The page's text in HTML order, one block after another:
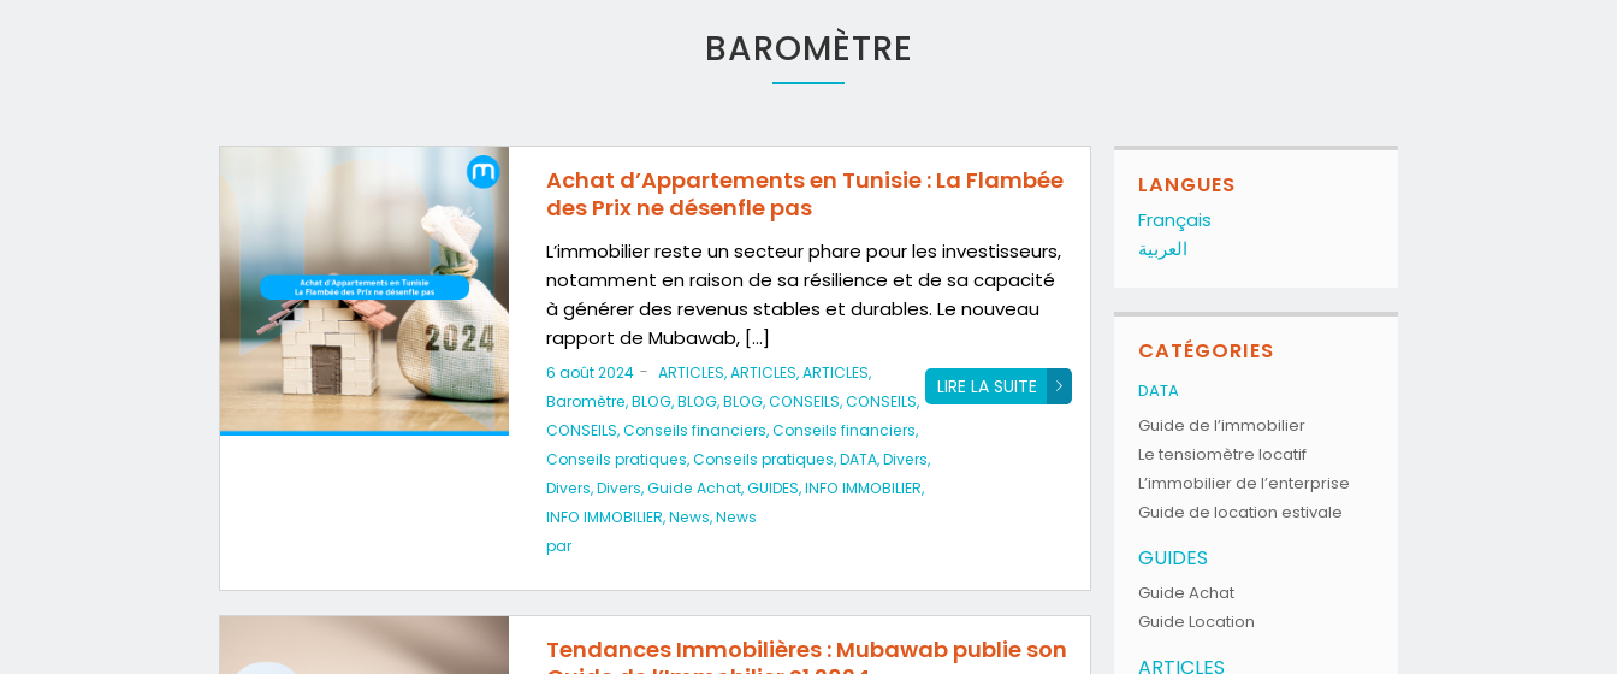
BAROMÈTRE
Achat d’Appartements en Tunisie : La Flambée
des Prix ne désenfle pas
L’immobilier reste un secteur phare pour les investisseurs,
notamment en raison de sa résilience et de sa capacité
à générer des revenus stables et durables. Le nouveau
rapport de Mubawab, […]
LIRE LA SUITE
6 août 2024 - ARTICLES,ARTICLES,ARTICLES,
Baromètre,BLOG,BLOG,BLOG,CONSEILS,CONSEILS,
CONSEILS,Conseils financiers,Conseils financiers,
Conseils pratiques,Conseils pratiques,DATA,Divers,
Divers,Divers,Guide Achat,GUIDES,INFO IMMOBILIER,
INFO IMMOBILIER,News,News
par
Tendances Immobilières : Mubawab publie son
LANGUES
Français
العربية
CATÉGORIES
DATA
Guide de l’immobilier
Le tensiomètre locatif
L’immobilier de l’enterprise
Guide de location estivale
GUIDES
Guide Achat
Guide Location
ARTICLES